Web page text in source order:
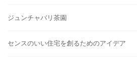
ジュンチャバリ茶園
センスのいい住宅を創るためのアイデア